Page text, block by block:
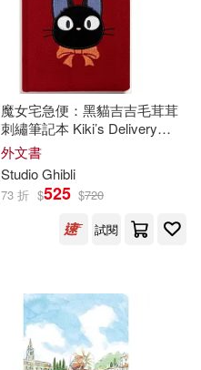
魔女宅急便：黑貓吉吉毛茸茸
刺繡筆記本 Kiki’s Delivery
Service: Jiji Journal
外文書
StudioGhibli
73 折 $525 $720
試閱